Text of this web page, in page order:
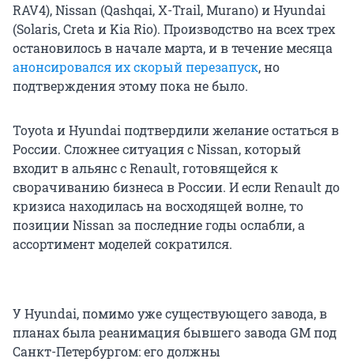
RAV4), Nissan (Qashqai, X-Trail, Murano) и Hyundai
(Solaris, Creta и Kia Rio). Производство на всех трех
остановилось в начале марта, и в течение месяца
анонсировался их скорый перезапуск, но
подтверждения этому пока не было.
Toyota и Hyundai подтвердили желание остаться в
России. Сложнее ситуация с Nissan, который
входит в альянс с Renault, готовящейся к
сворачиванию бизнеса в России. И если Renault до
кризиса находилась на восходящей волне, то
позиции Nissan за последние годы ослабли, а
ассортимент моделей сократился.
У Hyundai, помимо уже существующего завода, в
планах была реанимация бывшего завода GM под
Санкт-Петербургом: его должны